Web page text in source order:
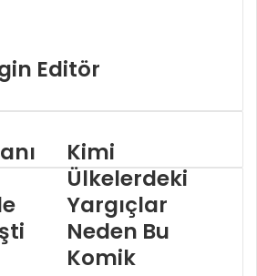
Editör
Kimi
Ülkelerdeki
Yargıçlar
Neden Bu
Komik